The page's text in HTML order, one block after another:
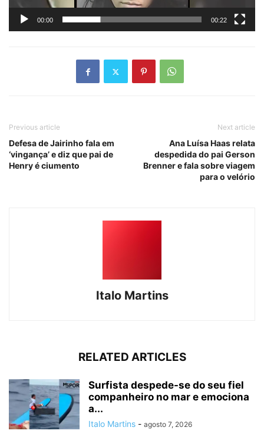
00:00 00:22
Previous article
Defesa de Jairinho fala em
‘vingança’ e diz que pai de
Henry é ciumento
Next article
Ana Luísa Haas relata
despedida do pai Gerson
Brenner e fala sobre viagem
para o velório
Italo Martins
RELATED ARTICLES
Surfista despede-se do seu fiel
companheiro no mar e emociona
a...
Italo Martins - agosto 7, 2026